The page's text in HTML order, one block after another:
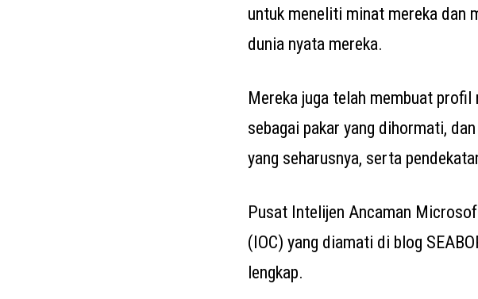
untuk meneliti minat mereka dan
dunia nyata mereka.
Mereka juga telah membuat
sebagai pakar yang dihormati,
yang seharusnya, serta
Pusat Intelijen Ancaman
(IOC) yang diamati di blog
lengkap.